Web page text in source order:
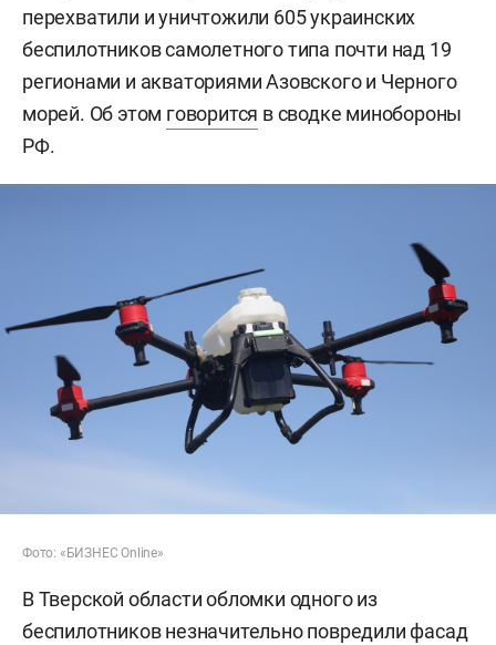
перехватили и уничтожили 605 украинских
беспилотников самолетного типа почти над 19
регионами и акваториями Азовского и Черного
морей. Об этом говорится в сводке минобороны
РФ.
Фото: «БИЗНЕС Online»
В Тверской области обломки одного из
беспилотников незначительно повредили фасад